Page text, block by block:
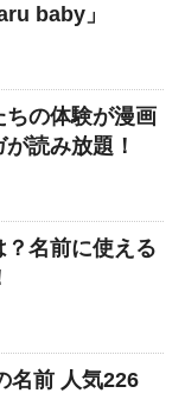
baby」
の体験が漫画
読み放題！
？名前に使える
名前 人気226